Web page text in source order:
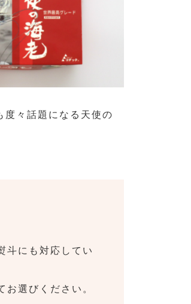
度々話題になる天使の
斗にも対応してい
お選びください。